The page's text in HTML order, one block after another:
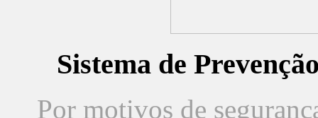
Sistema de
Por motivos de